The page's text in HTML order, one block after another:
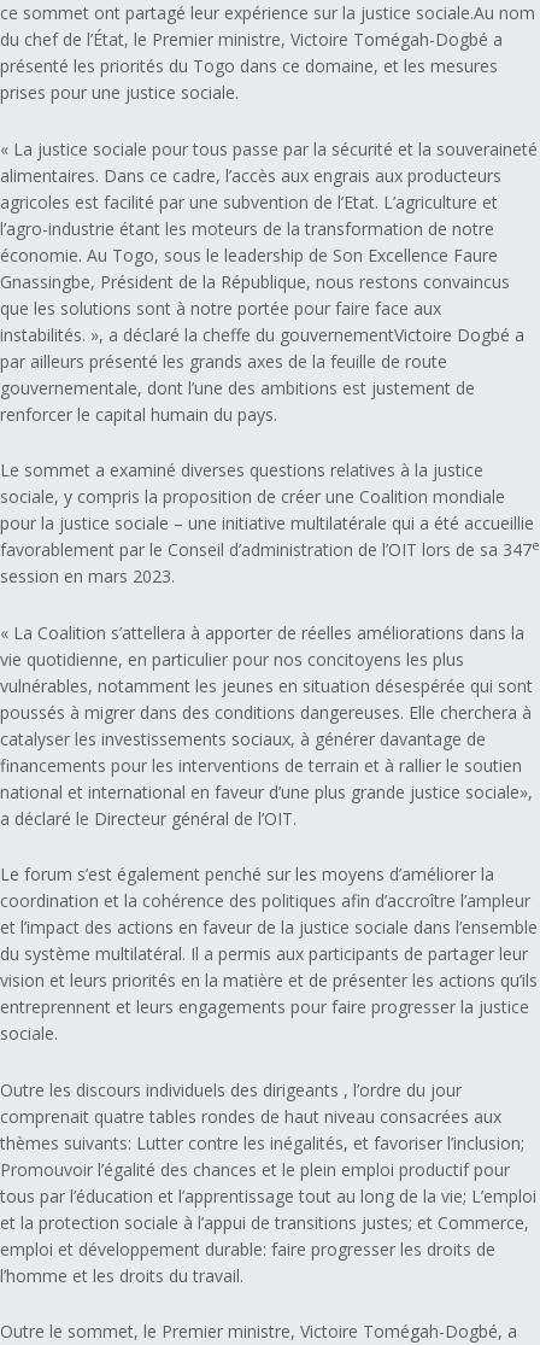
ce sommet ont partagé leur expérience sur la justice sociale.Au nom
du chef de l’État, le Premier ministre, Victoire Tomégah-Dogbé a
présenté les priorités du Togo dans ce domaine, et les mesures
prises pour une justice sociale.
« La justice sociale pour tous passe par la sécurité et la souveraineté
alimentaires. Dans ce cadre, l’accès aux engrais aux producteurs
agricoles est facilité par une subvention de l’Etat. L’agriculture et
l’agro-industrie étant les moteurs de la transformation de notre
économie. Au Togo, sous le leadership de Son Excellence Faure
Gnassingbe, Président de la République, nous restons convaincus
que les solutions sont à notre portée pour faire face aux
instabilités. », a déclaré la cheffe du gouvernementVictoire Dogbé a
par ailleurs présenté les grands axes de la feuille de route
gouvernementale, dont l’une des ambitions est justement de
renforcer le capital humain du pays.
Le sommet a examiné diverses questions relatives à la justice
sociale, y compris la proposition de créer une Coalition mondiale
pour la justice sociale – une initiative multilatérale qui a été accueillie
favorablement par le Conseil d’administration de l’OIT lors de sa 347e
session en mars 2023.
« La Coalition s’attellera à apporter de réelles améliorations dans la
vie quotidienne, en particulier pour nos concitoyens les plus
vulnérables, notamment les jeunes en situation désespérée qui sont
poussés à migrer dans des conditions dangereuses. Elle cherchera à
catalyser les investissements sociaux, à générer davantage de
financements pour les interventions de terrain et à rallier le soutien
national et international en faveur d’une plus grande justice sociale»,
a déclaré le Directeur général de l’OIT.
Le forum s’est également penché sur les moyens d’améliorer la
coordination et la cohérence des politiques afin d’accroître l’ampleur
et l’impact des actions en faveur de la justice sociale dans l’ensemble
du système multilatéral. Il a permis aux participants de partager leur
vision et leurs priorités en la matière et de présenter les actions qu’ils
entreprennent et leurs engagements pour faire progresser la justice
sociale.
Outre les discours individuels des dirigeants , l’ordre du jour
comprenait quatre tables rondes de haut niveau consacrées aux
thèmes suivants: Lutter contre les inégalités, et favoriser l’inclusion;
Promouvoir l’égalité des chances et le plein emploi productif pour
tous par l’éducation et l’apprentissage tout au long de la vie; L’emploi
et la protection sociale à l’appui de transitions justes; et Commerce,
emploi et développement durable: faire progresser les droits de
l’homme et les droits du travail.
Outre le sommet, le Premier ministre, Victoire Tomégah-Dogbé, a